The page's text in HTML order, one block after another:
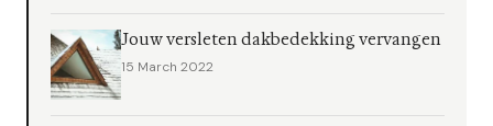
Jouw versleten dakbedekking vervangen
15 March 2022